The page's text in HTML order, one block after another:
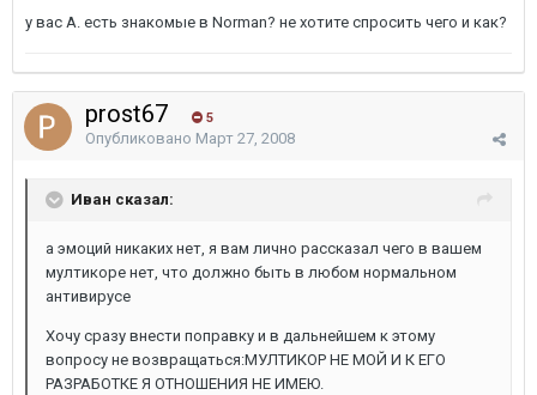
у вас A. есть знакомые в Norman? не хотите спросить чего и как?
prost67 5
Опубликовано Март 27, 2008
Иван сказал:
а эмоций никаких нет, я вам лично рассказал чего в вашем
мултикоре нет, что должно быть в любом нормальном
антивирусе
Хочу сразу внести поправку и в дальнейшем к этому
вопросу не возвращаться:МУЛТИКОР НЕ МОЙ И К ЕГО
РАЗРАБОТКЕ Я ОТНОШЕНИЯ НЕ ИМЕЮ.